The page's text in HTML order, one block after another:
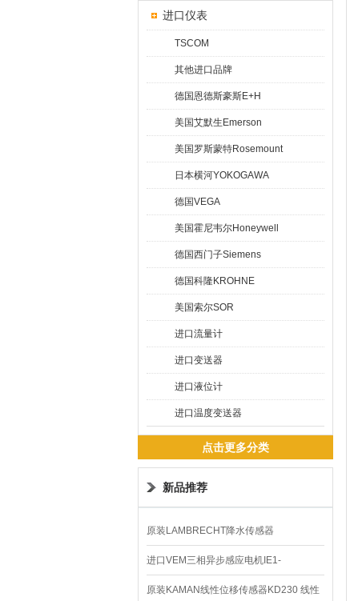
进口仪表
TSCOM
其他进口品牌
德国恩德斯豪斯E+H
美国艾默生Emerson
美国罗斯蒙特Rosemount
日本横河YOKOGAWA
德国VEGA
美国霍尼韦尔Honeywell
德国西门子Siemens
德国科隆KROHNE
美国索尔SOR
进口流量计
进口变送器
进口液位计
进口温度变送器
点击更多分类
新品推荐
原装LAMBRECHT降水传感器
00.14575.20气象仪
进口VEM三相异步感应电机IE1-
K21R80G4马达
原装KAMAN线性位移传感器KD230 线性